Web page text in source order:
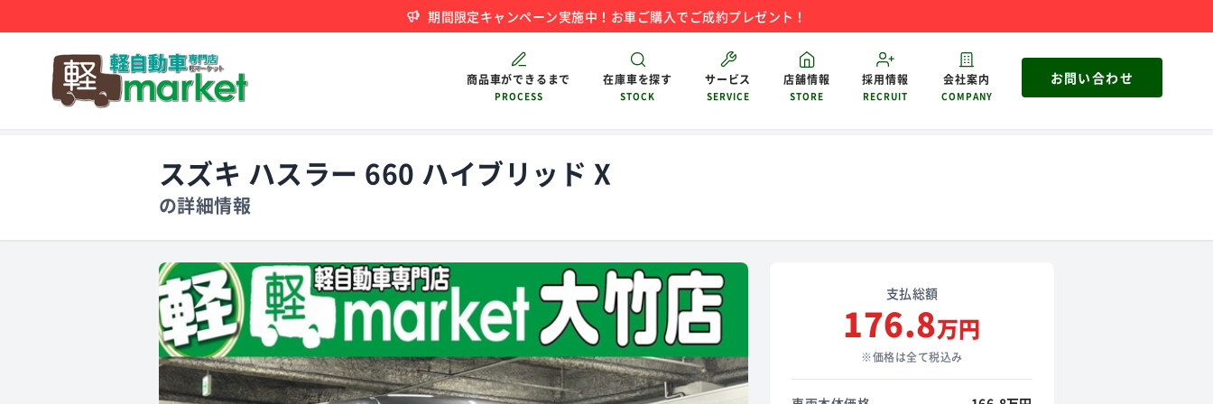
期間限定キャンペーン実施中！お車ご購入でご成約プレゼント！
商品車ができるまで
PROCESS
在庫車を探す
STOCK
サービス
SERVICE
店舗情報
STORE
採用情報
RECRUIT
会社案内
COMPANY
お問い合わせ
スズキ ハスラー 660 ハイブリッド X
の詳細情報
支払総額
176.8万円
※価格は全て税込み